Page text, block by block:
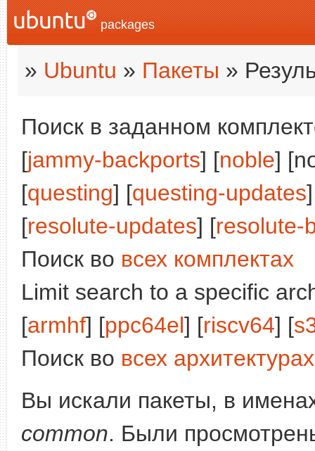
packages
» Ubuntu » Пакеты »
Поиск в заданном
[jammy-backports] [noble]
[questing] [questing-updates
[resolute-updates] [resolute-
Поиск во всех комплектах
Limit search to a specific
[armhf] [ppc64el] [riscv64] [
Поиск во всех архитектурах
Вы искали пакеты, в
common. Были